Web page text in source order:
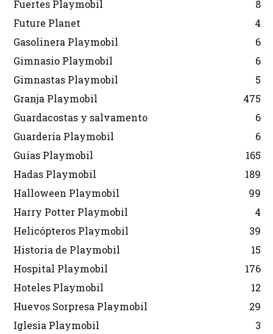
Fuertes Playmobil
8
Future Planet
4
Gasolinera Playmobil
6
Gimnasio Playmobil
6
Gimnastas Playmobil
5
Granja Playmobil
475
Guardacostas y salvamento
6
Guardería Playmobil
6
Guías Playmobil
165
Hadas Playmobil
189
Halloween Playmobil
99
Harry Potter Playmobil
4
Helicópteros Playmobil
39
Historia de Playmobil
15
Hospital Playmobil
176
Hoteles Playmobil
12
Huevos Sorpresa Playmobil
29
Iglesia Playmobil
3